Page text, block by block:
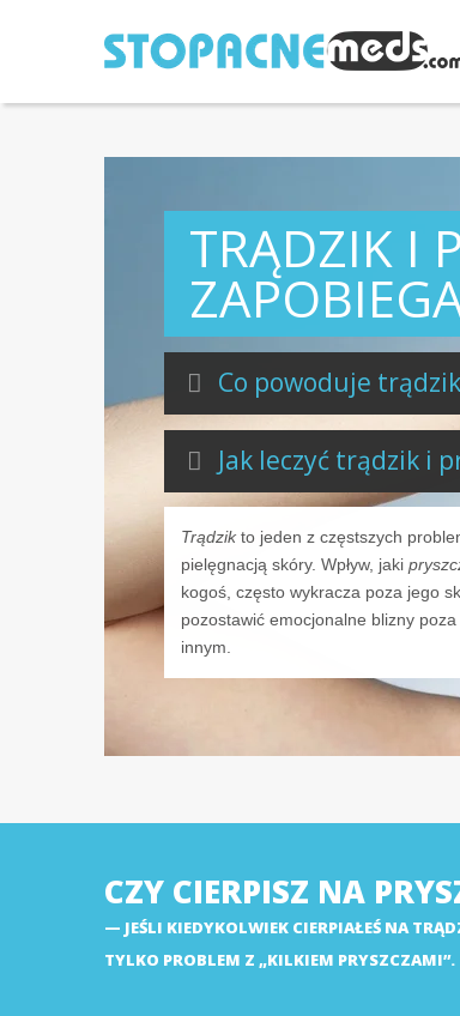
TRĄDZIK I
Co powoduje
Jak leczyć trądzik i
Trądzikto jeden z częstszych
pielęgnacją skóry. Wpływ, jaki
kogoś, często wykracza poza jego
pozostawić emocjonalne blizny
innym.
CZY CIERPISZ NA
JEŚLI KIEDYKOLWIEK CIERPIAŁEŚ NA
TYLKO PROBLEM Z „KILKIEM PRYSZCZAMI”.